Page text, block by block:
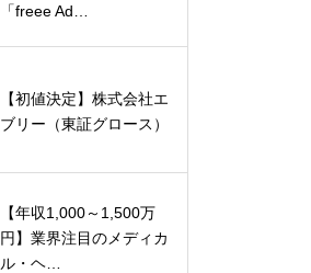
「freee Ad…
【初値決定】株式会社エ
ブリー（東証グロース）
【年収1,000～1,500万
円】業界注目のメディカ
ル・ヘ…